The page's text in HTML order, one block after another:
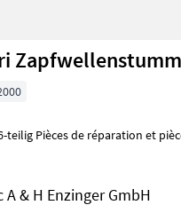
A & H Enzinger GmbH